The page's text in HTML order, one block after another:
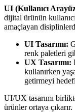
UI (Kullanıcı
dijital ürünün
amaçlayan
UI Tasarımı:
renk paletleri
UX Tasarımı:
kullanırken
getirmeyi
UI/UX tasarımı
ürünler ortaya çıkarır.